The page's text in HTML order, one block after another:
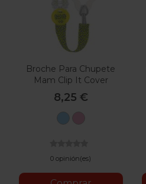
Broche Para Chupete
Mam Clip It Cover
8,25 €
0 opinión(es)